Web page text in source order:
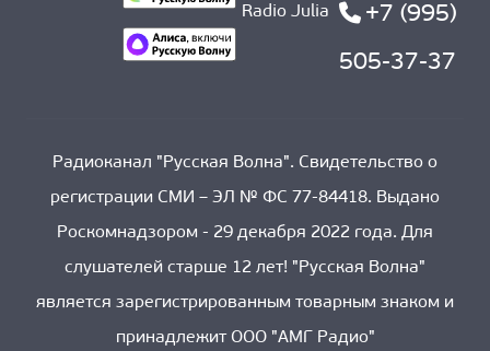
Radio Julia
+7 (995)
505-37-37
Радиоканал "Русская Волна". Свидетельство о
регистрации СМИ – ЭЛ № ФС 77-84418. Выдано
Роскомнадзором - 29 декабря 2022 года. Для
слушателей старше 12 лет! "Русская Волна"
является зарегистрированным товарным знаком и
принадлежит ООО "АМГ Радио"